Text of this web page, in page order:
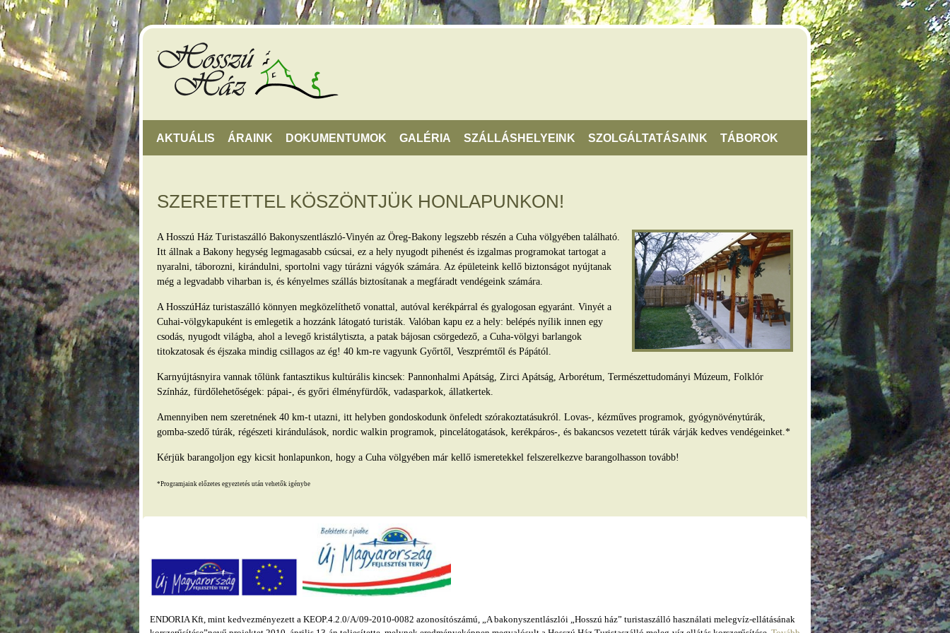
AKTUÁLIS ÁRAINK DOKUMENTUMOK GALÉRIA SZÁLLÁSHELYEINK SZOLGÁLTATÁSAINK TÁBOROK
SZERETETTEL KÖSZÖNTJÜK HONLAPUNKON!
A Hosszú Ház Turistaszálló Bakonyszentlászló-Vinyén az Öreg-Bakony legszebb részén a Cuha völgyében található.
Itt állnak a Bakony hegység legmagasabb csúcsai, ez a hely nyugodt pihenést és izgalmas programokat tartogat a
nyaralni, táborozni, kirándulni, sportolni vagy túrázni vágyók számára. Az épületeink kellő biztonságot nyújtanak
még a legvadabb viharban is, és kényelmes szállás biztosítanak a megfáradt vendégeink számára.
A HosszúHáz turistaszálló könnyen megközelíthető vonattal, autóval kerékpárral és gyalogosan egyaránt. Vinyét a
Cuhai-völgykapuként is emlegetik a hozzánk látogató turisták. Valóban kapu ez a hely: belépés nyílik innen egy
csodás, nyugodt világba, ahol a levegő kristálytiszta, a patak bájosan csörgedező, a Cuha-völgyi barlangok
titokzatosak és éjszaka mindig csillagos az ég! 40 km-re vagyunk Győrtől, Veszprémtől és Pápától.
Karnyújtásnyira vannak tőlünk fantasztikus kultúrális kincsek: Pannonhalmi Apátság, Zirci Apátság, Arborétum, Természettudományi Múzeum, Folklór
Színház, fürdőlehetőségek: pápai-, és győri élményfürdők, vadasparkok, állatkertek.
Amennyiben nem szeretnének 40 km-t utazni, itt helyben gondoskodunk önfeledt szórakoztatásukról. Lovas-, kézműves programok, gyógynövénytúrák,
gomba-szedő túrák, régészeti kirándulások, nordic walkin programok, pincelátogatások, kerékpáros-, és bakancsos vezetett túrák várják kedves vendégeinket.*
Kérjük barangoljon egy kicsit honlapunkon, hogy a Cuha völgyében már kellő ismeretekkel felszerelkezve barangolhasson tovább!
*Programjaink előzetes egyeztetés után vehetők igénybe
ENDORIA Kft, mint kedvezményezett a KEOP.4.2.0/A/09-2010-0082 azonosítószámú, „A bakonyszentlászlói „Hosszú ház” turistaszálló használati melegvíz-ellátásának